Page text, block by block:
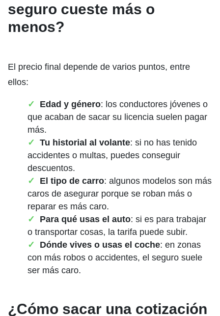
seguro cueste más o
menos?
El precio final depende de varios puntos, entre
ellos:
Edad y género: los conductores jóvenes o
que acaban de sacar su licencia suelen pagar
más.
Tu historial al volante: si no has tenido
accidentes o multas, puedes conseguir
descuentos.
El tipo de carro: algunos modelos son más
caros de asegurar porque se roban más o
reparar es más caro.
Para qué usas el auto: si es para trabajar
o transportar cosas, la tarifa puede subir.
Dónde vives o usas el coche: en zonas
con más robos o accidentes, el seguro suele
ser más caro.
¿Cómo sacar una cotización